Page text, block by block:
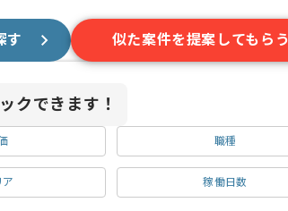
す 似た案件を提案してもらう
クできます！
職種
ア 稼働日数